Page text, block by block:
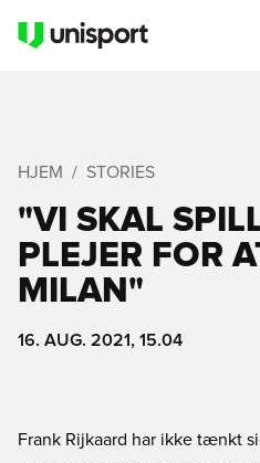
HJEM STORIES
"VI SKAL
PLEJER FOR
MILAN"
16. AUG. 2021, 15.04
Frank Rijkaard har ikke tænkt